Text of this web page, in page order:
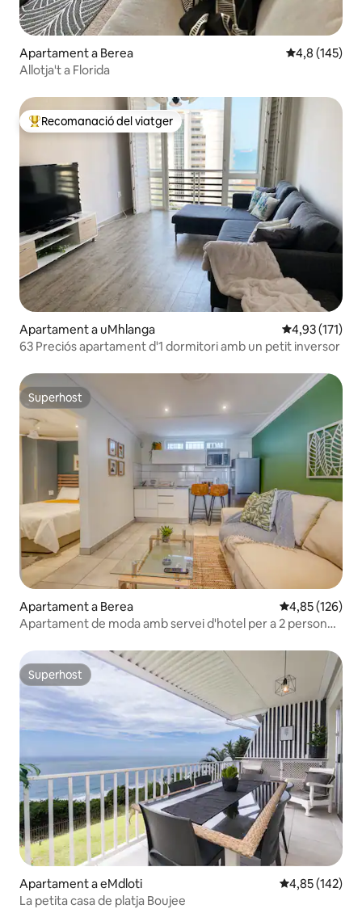
Apartament a Berea 4,8 de
4,8 (145)
Allotja't a Florida
Principals recomanacions dels viatgers
Recomanació del viatger
Apartament a uMhlanga 4,93 de
4,93 (171)
63 Preciós apartament d'1 dormitori amb un petit inversor
Superhost
Superhost
Apartament a Berea 4,85 de
4,85 (126)
Apartament de moda amb servei d'hotel per a 2 persones
Superhost
Superhost
Apartament a eMdloti 4,85 de
4,85 (142)
La petita casa de platja Boujee